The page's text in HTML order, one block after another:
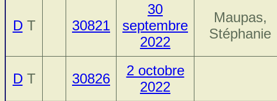
DT 30821
30
septembre
2022
Maupas,
Stéphanie
DT 30826
2 octobre
2022